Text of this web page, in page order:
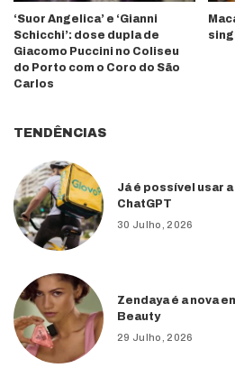
‘Suor Angelica’ e ‘Gianni
Schicchi’: dose dupla de
Giacomo Puccini no Coliseu
do Porto com o Coro do São
Carlos
TENDÊNCIAS
Já é possível usar
ChatGPT
30 Julho, 2026
Zendaya é a nova
Beauty
29 Julho, 2026